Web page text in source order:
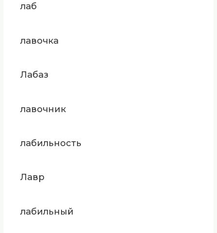
лаб
лавочка
Лабаз
лавочник
лабильность
Лавр
лабильный